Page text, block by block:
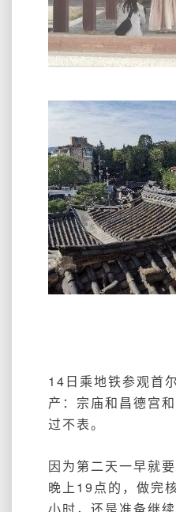
14日乘地铁参观首
产：宗庙和昌德宫
过不表。
因为第二天一早就
晚上19点的，做完
小时，还是准备继